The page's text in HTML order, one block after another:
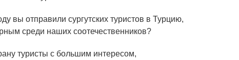
вы отправили сургутских туристов в Турцию,
среди наших соотечественников?
туристы с большим интересом,